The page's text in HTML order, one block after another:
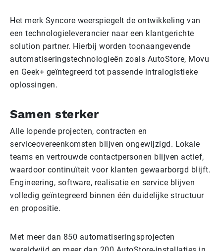
Het merk Syncore weerspiegelt de ontwikkeling van
een technologieleverancier naar een klantgerichte
solution partner. Hierbij worden toonaangevende
automatiseringstechnologieën zoals AutoStore, Movu
en Geek+ geïntegreerd tot passende intralogistieke
oplossingen.
Samen sterker
Alle lopende projecten, contracten en
serviceovereenkomsten blijven ongewijzigd. Lokale
teams en vertrouwde contactpersonen blijven actief,
waardoor continuïteit voor klanten gewaarborgd blijft.
Engineering, software, realisatie en service blijven
volledig geïntegreerd binnen één duidelijke structuur
en propositie.
Met meer dan 850 automatiseringsprojecten